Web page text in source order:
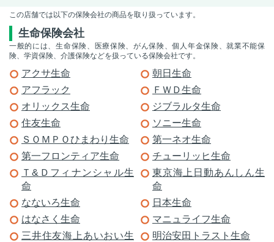
この店舗では以下の保険会社の商品を取り扱っています。
生命保険会社
一般的には、生命保険、医療保険、がん保険、個人年金保険、就業不能保
険、学資保険、介護保険などを扱っている保険会社です。
アクサ生命
朝日生命
アフラック
ＦＷＤ生命
オリックス生命
ジブラルタ生命
住友生命
ソニー生命
ＳＯＭＰＯひまわり生命
第一ネオ生命
第一フロンティア生命
チューリッヒ生命
Ｔ&Ｄフィナンシャル生
命
東京海上日動あんしん生
命
なないろ生命
日本生命
はなさく生命
マニュライフ生命
三井住友海上あいおい生
明治安田トラスト生命